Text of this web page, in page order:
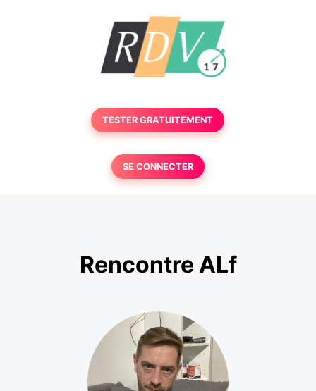
TESTER GRATUITEMENT
SE CONNECTER
Rencontre ALf